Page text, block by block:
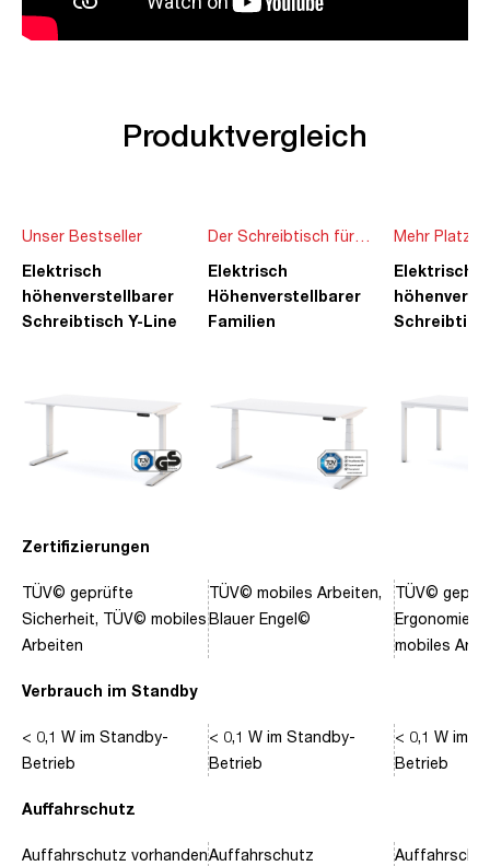
Produktvergleich
Zertifizierungen
Verbrauch im Standby
Auffahrschutz
Unser Bestseller
Elektrisch
höhenverstellbarer
Schreibtisch Y-Line
TÜV© geprüfte
Sicherheit, TÜV© mobiles
Arbeiten
< 0,1 W im Standby-
Betrieb
Auffahrschutz vorhanden
Der Schreibtisch für
die ganze Familie
Elektrisch
Höhenverstellbarer
Familien
TÜV© mobiles Arbeiten,
Blauer Engel©
< 0,1 W im Standby-
Betrieb
Auffahrschutz
Mehr Platz
Ideen
Elektrisch
TÜV©
Ergonomie,
mobiles
< 0,1 W im
Betrieb